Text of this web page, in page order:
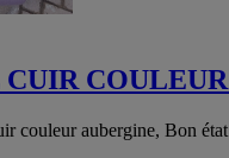
couleur aubergine, Bon